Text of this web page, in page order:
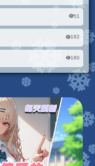
51
192
180